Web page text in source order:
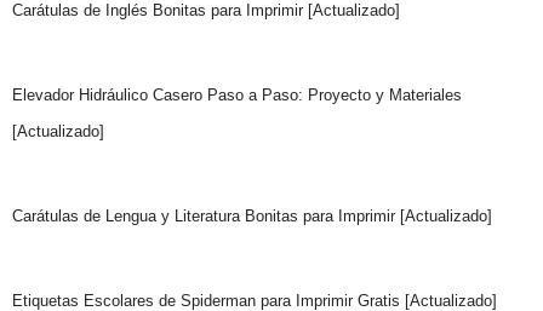
Carátulas de Inglés Bonitas para Imprimir [Actualizado]
Elevador Hidráulico Casero Paso a Paso: Proyecto y Materiales
[Actualizado]
Carátulas de Lengua y Literatura Bonitas para Imprimir [Actualizado]
Etiquetas Escolares de Spiderman para Imprimir Gratis [Actualizado]